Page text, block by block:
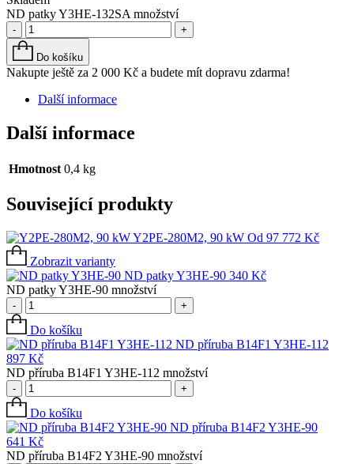
ND patky Y3HE-132SA množství
- +
Do košíku
Nakupte ještě za 2 000 Kč a budete mít dopravu zdarma!
Další informace
Další informace
Hmotnost 0,4 kg
Související produkty
Y2PE-280M2, 90 kW Od 97 772 Kč
Zobrazit varianty
ND patky Y3HE-90 340 Kč
ND patky Y3HE-90 množství
- +
Do košíku
ND příruba B14F1 Y3HE-112
897 Kč
ND příruba B14F1 Y3HE-112 množství
- +
Do košíku
ND příruba B14F2 Y3HE-90
641 Kč
ND příruba B14F2 Y3HE-90 množství